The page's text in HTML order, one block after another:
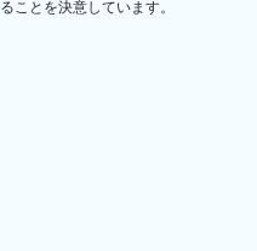
ことを決意しています。